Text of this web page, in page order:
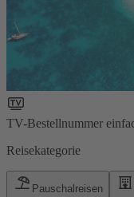
TV-Bestellnummer
Reisekategorie
Pauschalreisen